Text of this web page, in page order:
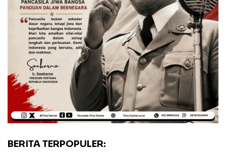
BERITA TERPOPULER: